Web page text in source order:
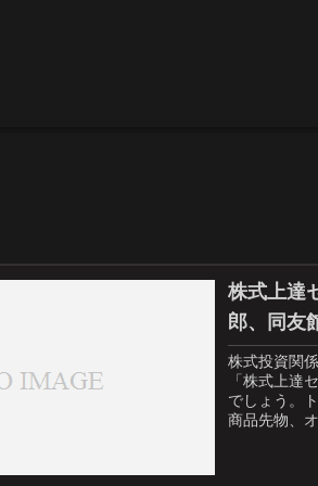
株式上達
郎、同友
株式投資関
「株式上達
でしょう。
商品先物、